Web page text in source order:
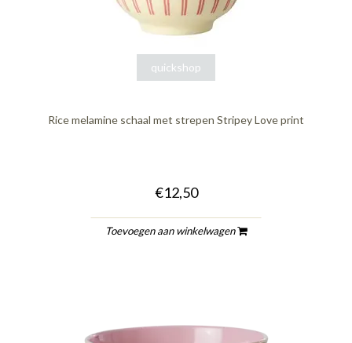
quickshop
Rice melamine schaal met strepen Stripey Love print
€12,50
Toevoegen aan winkelwagen